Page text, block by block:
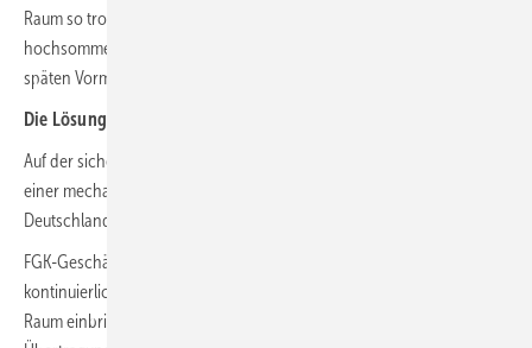
Raum so trocken, dass Viren stärker aktiviert werden. Und bei
hochsommerlichen Temperaturen wird es im Klassenzimmer am
späten Vormittag schnell viel zu warm für konzentriertes Lernen.
Die Lösung: Lüftungsanlagen
Auf der sicheren Seite sind Schulgebäude und Klassenzimmer, die mit
einer mechanischen Lüftungsanlage ausgestattet sind. Dies trifft in
Deutschland allerdings nur für weniger als 10 % der Schulgebäude zu.
FGK-Geschäftsführer Günther Mertz: „Mit einer Lüftungsanlage, die
kontinuierlich belastete Raumluft abtransportiert und Frischluft in den
Raum einbringt, wird die Virenlast im Raum deutlich gesenkt. Da die